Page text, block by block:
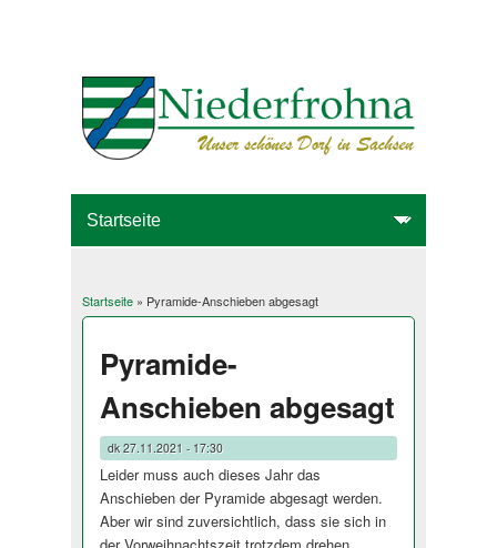
Sie sind hier
Startseite» Pyramide-Anschieben abgesagt
Pyramide-
Anschieben abgesagt
dk27.11.2021 - 17:30
Leider muss auch dieses Jahr das
Anschieben der Pyramide abgesagt werden.
Aber wir sind zuversichtlich, dass sie sich in